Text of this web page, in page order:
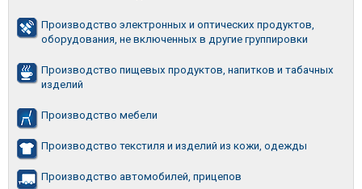
Производство электронных и оптических продуктов,
оборудования, не включенных в другие группировки
Производство пищевых продуктов, напитков и табачных
изделий
Производство мебели
Производство текстиля и изделий из кожи, одежды
Производство автомобилей, прицепов